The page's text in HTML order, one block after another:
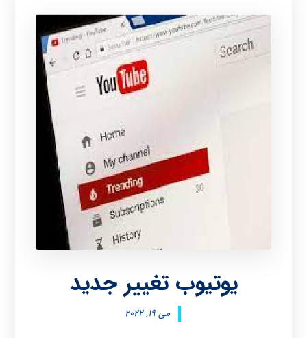
یوتیوب تغییر جدید
می ۱۹, ۲۰۲۲